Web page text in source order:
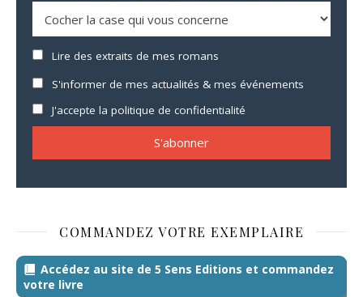
Lire des extraits de mes romans
S'informer de mes actualités & mes événements
J'accepte la politique de confidentialité
COMMANDEZ VOTRE EXEMPLAIRE
Accédez au site de 5 Sens Editions et commandez
votre livre